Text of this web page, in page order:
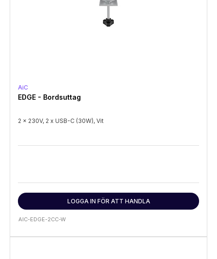
AiC
EDGE - Bordsuttag
2 x 230V, 2 x USB-C (30W), Vit
LOGGA IN FÖR ATT HANDLA
AIC-EDGE-2CC-W